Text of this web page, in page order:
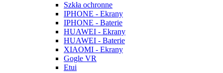
Szkła ochronne
IPHONE - Ekrany
IPHONE - Baterie
HUAWEI - Ekrany
HUAWEI - Baterie
XIAOMI - Ekrany
Gogle VR
Etui